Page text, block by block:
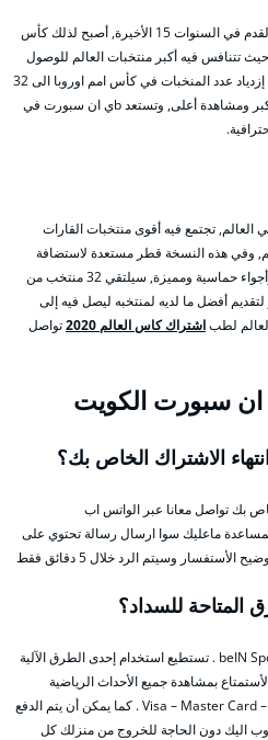
بعد هيمنة المنتخبات الأوروبية على كرة القدم في السنوات 15 الأخيرة, أصبح لذلك كأس
تتنافس فيه أكبر منتخبات العالم للوصول
إلى النهائيات والفوز بالكأس الحلم, وبعد إزدياد عدد المنخبات في كأس امم اوروبا الى 32
أصبحت البطولة أكثر تنافسية, والحدث أكبر ومشاهدة أعلى, وتستعد bي ان سبورت في
العالم, تجتمع فيه أقوى منتخبات القارات
وفي هذه النسخة قطر مستعدة لاستضافة
بملاعب رائعة وأجواء حماسية ومميزة, سيلتقي 32 منتخب من
أفضل ما لديه لمنتخبه ليصل فيه إلى
لطباشتراك كاس العالم 2020
تواصل
ان سبورت الكويت
الاشتراك الخاص بك؟
بك تواصل معانا عبر الواتس اب
كامل المساعدة ماعليك سوا ارسال رسالة تحتوي على
وسيتم الرد خلال 5 دقائق فقط
المتاحة للسداد؟
الأن أصبح الاشتراك أسهل في قنوات beIN Sport . تستطيع استخدام إحدى الطرق الآلية
بمشاهدة جميع الأحداث الرياضية
والقنوات الترفيهية دون أي تأخير. Visa – Master Card – KNET . كما يمكن أن يتم الدفع
اليك دون الحاجة للخروج من منزلك كل